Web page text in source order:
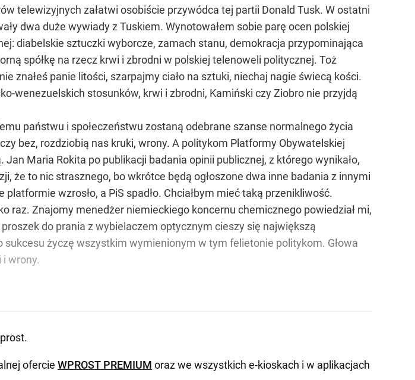
telewizyjnych załatwi osobiście przywódca tej partii Donald Tusk. W ostatni
dwa duże wywiady z Tuskiem. Wynotowałem sobie parę ocen polskiej
diabelskie sztuczki wyborcze, zamach stanu, demokracja przypominająca
spółkę na rzecz krwi i zbrodni w polskiej telenoweli politycznej. Toż
znałeś panie litości, szarpajmy ciało na sztuki, niechaj nagie świecą kości.
wenezuelskich stosunków, krwi i zbrodni, Kamiński czy Ziobro nie przyjdą
państwu i społeczeństwu zostaną odebrane szanse normalnego życia
bez, rozdziobią nas kruki, wrony. A politykom Platformy Obywatelskiej
Maria Rokita po publikacji badania opinii publicznej, z którego wynikało,
że to nic strasznego, bo wkrótce będą ogłoszone dwa inne badania z innymi
wzrosło, a PiS spadło. Chciałbym mieć taką przenikliwość.
raz. Znajomy menedżer niemieckiego koncernu chemicznego powiedział mi,
do prania z wybielaczem optycznym cieszy się największą
sukcesu życzę wszystkim wymienionym w tym felietonie politykom. Głowa
wrony.
.
ofercie WPROST PREMIUM oraz we wszystkich e-kioskach i w aplikacjach